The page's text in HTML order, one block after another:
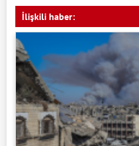
İlişkili haber: